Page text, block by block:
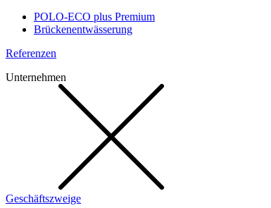
POLO-ECO plus Premium
Brückenentwässerung
Referenzen
Unternehmen
Geschäftszweige